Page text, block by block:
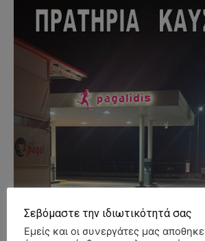
Σεβόμαστε την ιδιωτικότητά σας
Εμείς και οι συνεργάτες μας